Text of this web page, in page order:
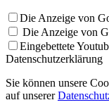
Die Anzeige von
Die Anzeige von
Eingebettete
Datenschutzerklärung
Sie können unsere
auf unserer